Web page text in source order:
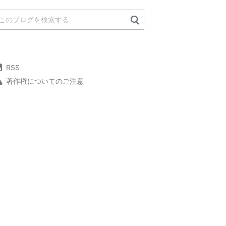
RSS
著作権についてのご注意